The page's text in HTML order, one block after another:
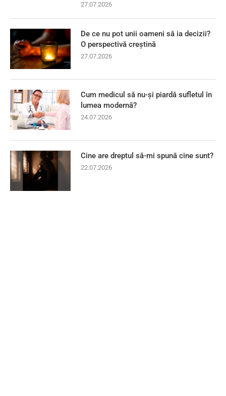
27.07.2026
De ce nu pot unii oameni să ia decizii?
O perspectivă creștină
27.07.2026
Cum medicul să nu-și piardă sufletul în
lumea modernă?
24.07.2026
Cine are dreptul să-mi spună cine sunt?
22.07.2026